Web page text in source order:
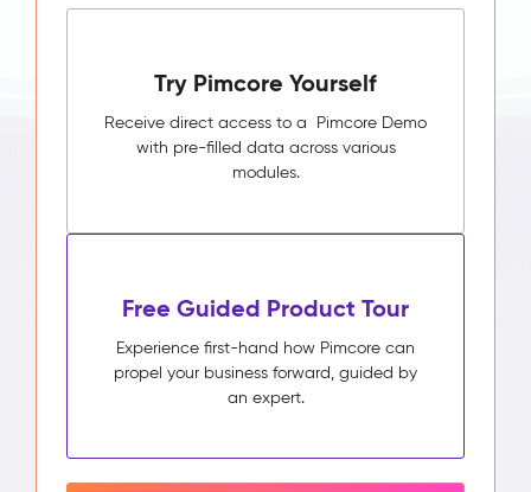
Try Pimcore Yourself
Receive direct access to a Pimcore Demo
with pre-filled data across various
modules.
Free Guided Product Tour
Experience first-hand how Pimcore can
propel your business forward, guided by
an expert.